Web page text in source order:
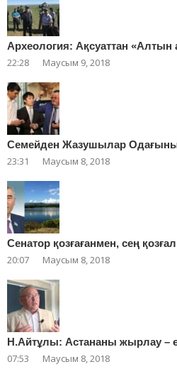
Археология: Ақсуаттан
22:28 Маусым 9, 2018
Cемейден Жазушылар
23:31 Маусым 8, 2018
Сенатор қозғағанмен, сең
20:07 Маусым 8, 2018
Н.Айтұлы: Астананы жырлау –
07:53 Маусым 8, 2018